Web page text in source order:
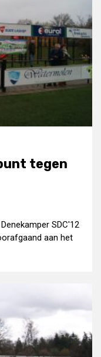
tegen
SDC'12
aan het